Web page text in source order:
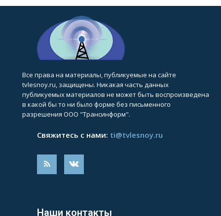
Все права на материалы, публикуемые на сайте
tvlesnoy.ru, защищены. Никакая часть данных
публикуемых материалов не может быть воспроизведена
в какой бы то ни было форме без письменного
разрешения ООО "Трансинформ".
Свяжитесь с нами: ti@tvlesnoy.ru
Наши контакты